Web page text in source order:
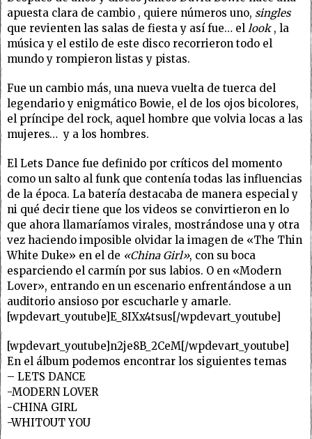
apuesta clara de cambio , quiere números uno, singles
que revienten las salas de fiesta y así fue… el look, la
música y el estilo de este disco recorrieron todo el
mundo y rompieron listas y pistas.
Fue un cambio más, una nueva vuelta de tuerca del
legendario y enigmático Bowie, el de los ojos bicolores,
el príncipe del rock, aquel hombre que volvia locas a las
mujeres… y a los hombres.
El Lets Dance fue definido por críticos del momento
como un salto al funk que contenía todas las influencias
de la época. La batería destacaba de manera especial y
ni qué decir tiene que los videos se convirtieron en lo
que ahora llamaríamos virales, mostrándose una y otra
vez haciendo imposible olvidar la imagen de «The Thin
White Duke» en el de «China Girl», con su boca
esparciendo el carmín por sus labios. O en «Modern
Lover», entrando en un escenario enfrentándose a un
auditorio ansioso por escucharle y amarle.
[wpdevart_youtube]E_8IXx4tsus[/wpdevart_youtube]
[wpdevart_youtube]n2je8B_2CeM[/wpdevart_youtube]
En el álbum podemos encontrar los siguientes temas
– LETS DANCE
-MODERN LOVER
-CHINA GIRL
-WHITOUT YOU